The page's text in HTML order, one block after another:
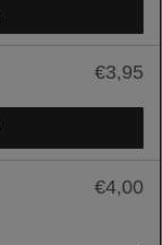
€3,95
€4,00